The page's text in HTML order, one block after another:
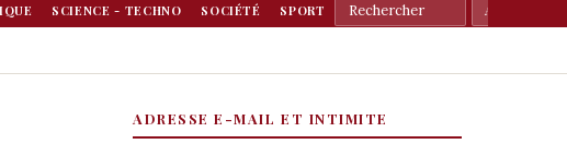
SCIENCE - TECHNO SOCIÉTÉ SPORT
ADRESSE E-MAIL ET INTIMITE